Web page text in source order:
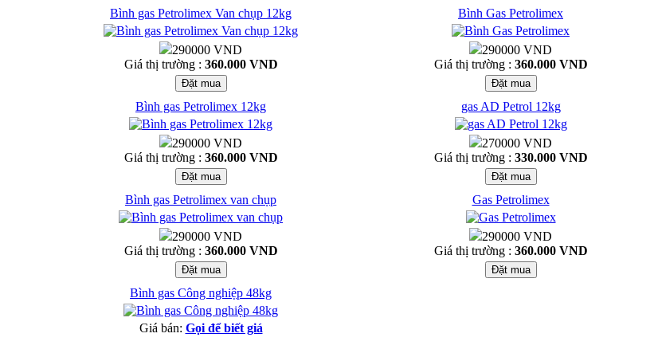
Bình gas Petrolimex Van chụp 12kg
290000 VND
Giá thị trường : 360.000 VND
Bình Gas Petrolimex
290000 VND
Giá thị trường : 360.000 VND
Bình gas Petrolimex 12kg
290000 VND
Giá thị trường : 360.000 VND
gas AD Petrol 12kg
270000 VND
Giá thị trường : 330.000 VND
Bình gas Petrolimex van chụp
290000 VND
Giá thị trường : 360.000 VND
Gas Petrolimex
290000 VND
Giá thị trường : 360.000 VND
Bình gas Công nghiệp 48kg
Giá bán: Gọi để biết giá